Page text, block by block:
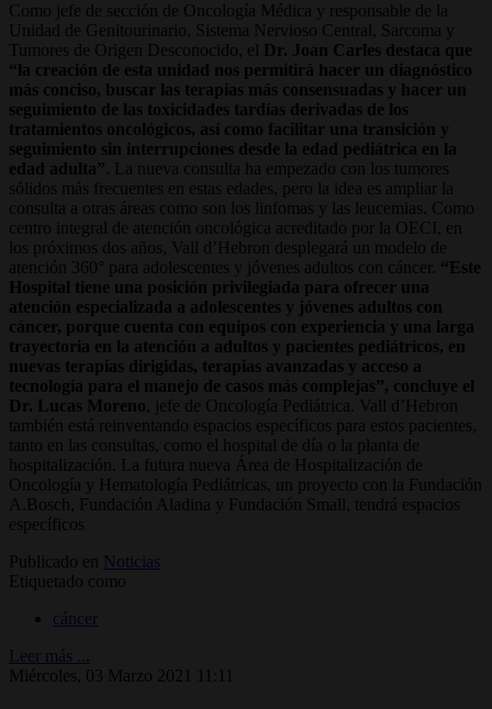
Como jefe de sección de Oncología Médica y responsable de la
Unidad de Genitourinario, Sistema Nervioso Central, Sarcoma y
Tumores de Origen Desconocido, el
Dr. Joan Carles destaca que
“la creación de esta unidad nos permitirá hacer un diagnóstico
más conciso, buscar las terapias más consensuadas y hacer un
seguimiento de las toxicidades tardías derivadas de los
tratamientos oncológicos, así como facilitar una transición y
seguimiento sin interrupciones desde la edad pediátrica en la
edad adulta” . La nueva consulta ha empezado con los tumores
sólidos más frecuentes en estas edades, pero la idea es ampliar la
consulta a otras áreas como son los linfomas y las leucemias. Como
centro integral de atención oncológica acreditado por la OECI, en
los próximos dos años, Vall d’Hebron desplegará un modelo de
atención 360° para adolescentes y jóvenes adultos con cáncer. “Este
Hospital tiene una posición privilegiada para ofrecer una
atención especializada a adolescentes y jóvenes adultos con
cáncer, porque cuenta con equipos con experiencia y una larga
trayectoria en la atención a adultos y pacientes pediátricos, en
nuevas terapias dirigidas, terapias avanzadas y acceso a
tecnología para el manejo de casos más complejas”, concluye el
Dr. Lucas Moreno , jefe de Oncología Pediátrica. Vall d’Hebron
también está reinventando espacios específicos para estos pacientes,
tanto en las consultas, como el hospital de día o la planta de
hospitalización. La futura nueva Área de Hospitalización de
Oncología y Hematología Pediátricas, un proyecto con la Fundación
A.Bosch, Fundación Aladina y Fundación Small, tendrá espacios
específicos
Publicado en
Noticias
Etiquetado como
cáncer
Leer más ...
Miércoles, 03 Marzo 2021 11:11